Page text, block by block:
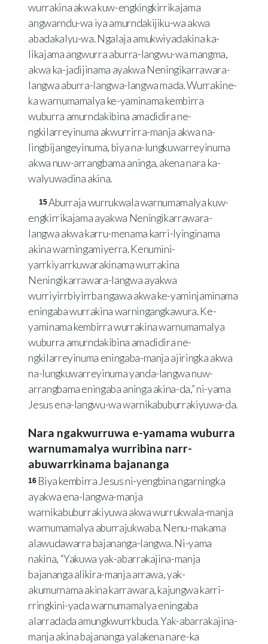
wurrakina akwa kuw-engkingkirrikajama
angwarndu-wa iya amurndakijiku-wa akwa
abadakalyu-wa. Ngalaja amukwiyadakina ka-
likajama angwurra aburra-langwu-wa mangma,
akwa ka-jadijinama ayakwa Neningikarrawara-
langwa aburra-langwa-langwa mada. Wurrakine-
ka warnumamalya ke-yaminama kembirra
wuburra amurndakibina amadidira ne-
ngkilarreyinuma akwurrirra-manja akwa na-
lingbijangeyinuma, biya na-lungkuwarreyinuma
akwa nuw-arrangbama aninga, akena nara ka-
walyuwadina akina.
15Aburraja wurrukwala warnumamalya kuw-
engkirrikajama ayakwa Neningikarrawara-
langwa akwa karru-menama karri-lyinginama
akina warningamiyerra. Kenumini-
yarrkiyarrkuwarakinama wurrakina
Neningikarrawara-langwa ayakwa
wurriyirrbiyirrba ngawa akwa ke-yaminjaminama
eningaba wurrakina warningangkawura. Ke-
yaminama kembirra wurrakina warnumamalya
wuburra amurndakibina amadidira ne-
ngkilarreyinuma eningaba-manja ajiringka akwa
na-lungkuwarreyinuma yanda-langwa nuw-
arrangbama eningaba aninga akina-da,” ni-yama
Jesus ena-langwu-wa warnikabuburrakiyuwa-da.
Nara ngakwurruwa e-yamama wuburra
warnumamalya wurribina narr-
abuwarrkinama bajananga
16 Biya kembirra Jesus ni-yengbina ngarningka
ayakwa ena-langwa-manja
warnikabuburrakiyuwa akwa wurrukwala-manja
warnumamalya aburrajukwaba. Nenu-makama
alawudawarra bajananga-langwa. Ni-yama
nakina, “Yakuwa yak-abarrakajina-manja
bajananga alikira-manja arrawa, yak-
akumurnama akina karrawara, kajungwa karri-
rringkini-yada warnumamalya eningaba
alarradada amungkwurrkbuda. Yak-abarrakajina-
manja akina bajananga yalakena nare-ka